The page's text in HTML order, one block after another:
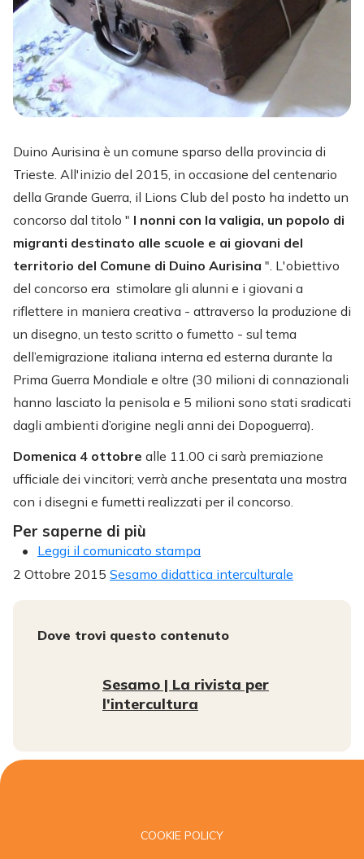
Duino Aurisina è un comune sparso della provincia di
Trieste. All'inizio del 2015, in occasione del centenario
della Grande Guerra, il Lions Club del posto ha indetto un
concorso dal titolo " I nonni con la valigia, un popolo di
migranti destinato alle scuole e ai giovani del
territorio del Comune di Duino Aurisina ". L'obiettivo
del concorso era stimolare gli alunni e i giovani a
riflettere in maniera creativa - attraverso la produzione di
un disegno, un testo scritto o fumetto - sul tema
dell’emigrazione italiana interna ed esterna durante la
Prima Guerra Mondiale e oltre (30 milioni di connazionali
hanno lasciato la penisola e 5 milioni sono stati sradicati
dagli ambienti d’origine negli anni dei Dopoguerra).
Domenica 4 ottobre alle 11.00 ci sarà premiazione
ufficiale dei vincitori; verrà anche presentata una mostra
con i disegni e fumetti realizzati per il concorso.
Per saperne di più
Leggi il comunicato stampa
2 Ottobre 2015 Sesamo didattica interculturale
Dove trovi questo contenuto
Sesamo | La rivista per
l'intercultura
COOKIE POLICY